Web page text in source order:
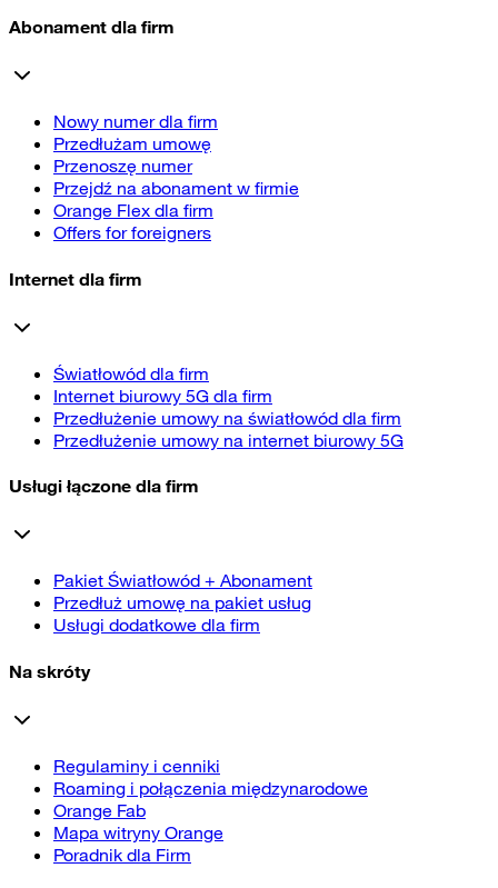
Abonament dla firm
Nowy numer dla firm
Przedłużam umowę
Przenoszę numer
Przejdź na abonament w firmie
Orange Flex dla firm
Offers for foreigners
Internet dla firm
Światłowód dla firm
Internet biurowy 5G dla firm
Przedłużenie umowy na światłowód dla firm
Przedłużenie umowy na internet biurowy 5G
Usługi łączone dla firm
Pakiet Światłowód + Abonament
Przedłuż umowę na pakiet usług
Usługi dodatkowe dla firm
Na skróty
Regulaminy i cenniki
Roaming i połączenia międzynarodowe
Orange Fab
Mapa witryny Orange
Poradnik dla Firm